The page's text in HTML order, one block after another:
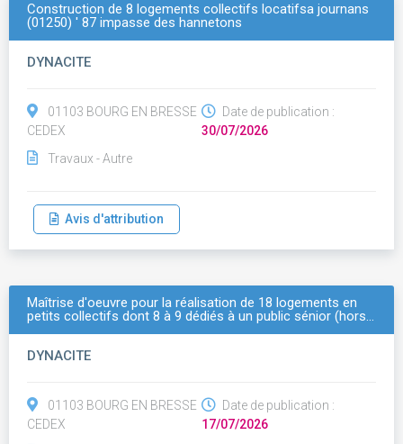
Construction de 8 logements collectifs locatifsa journans
(01250) ' 87 impasse des hannetons
DYNACITE
01103 BOURG EN BRESSE
CEDEX
Travaux - Autre
Date de publication :
30/07/2026
Avis d'attribution
Maîtrise d'oeuvre pour la réalisation de 18 logements en
petits collectifs dont 8 à 9 dédiés à un public sénior (hors…
DYNACITE
01103 BOURG EN BRESSE
CEDEX
Date de publication :
17/07/2026